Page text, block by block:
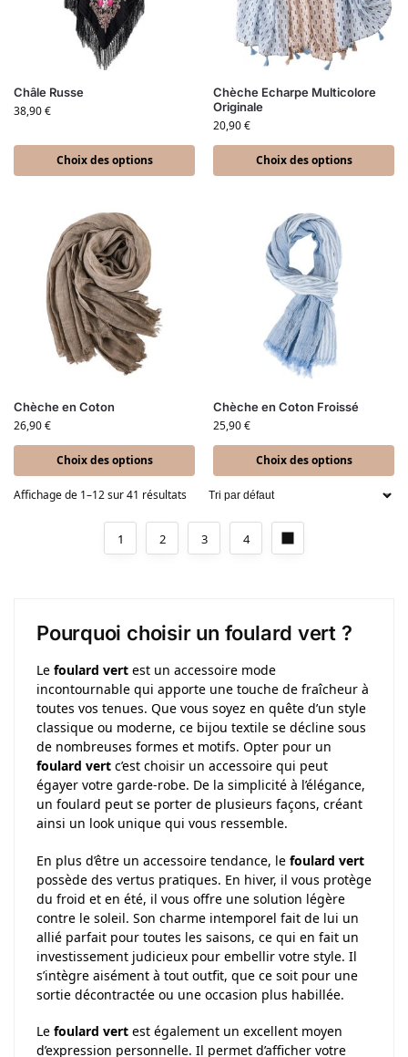
Châle Russe
38,90€
Choix des options
Chèche Echarpe Multicolore
Originale
20,90€
Choix des options
Chèche en Coton
26,90€
Choix des options
Chèche en Coton Froissé
25,90€
Choix des options
Affichage de 1–12 sur 41 résultats
1 2 3 4
Pourquoi choisir un foulard vert ?
Le foulard vert est un accessoire mode
incontournable qui apporte une touche de fraîcheur à
toutes vos tenues. Que vous soyez en quête d’un style
classique ou moderne, ce bijou textile se décline sous
de nombreuses formes et motifs. Opter pour un
foulard vert c’est choisir un accessoire qui peut
égayer votre garde-robe. De la simplicité à l’élégance,
un foulard peut se porter de plusieurs façons, créant
ainsi un look unique qui vous ressemble.
En plus d’être un accessoire tendance, le foulard vert
possède des vertus pratiques. En hiver, il vous protège
du froid et en été, il vous offre une solution légère
contre le soleil. Son charme intemporel fait de lui un
allié parfait pour toutes les saisons, ce qui en fait un
investissement judicieux pour embellir votre style. Il
s’intègre aisément à tout outfit, que ce soit pour une
sortie décontractée ou une occasion plus habillée.
Le foulard vert est également un excellent moyen
d’expression personnelle. Il permet d’afficher votre